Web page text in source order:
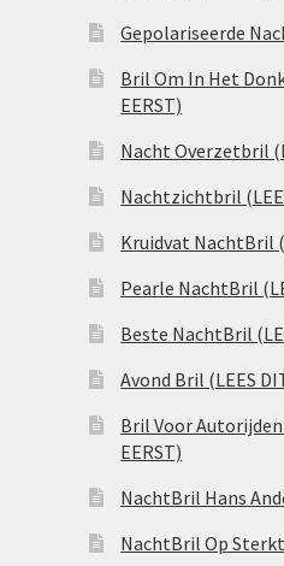
Gepolariseerde
Bril Om In Het
EERST)
Nacht Overzetbril
Nachtzichtbril
Kruidvat NachtBril
Pearle NachtBril
Beste NachtBril
Avond Bril (LEES
Bril Voor
EERST)
NachtBril Hans
NachtBril Op